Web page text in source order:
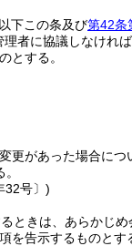
下この条及び第42条
者に協議しなければ
とする。
があった場合につ
32号〕)
きは、あらかじめ
を告示するものとす